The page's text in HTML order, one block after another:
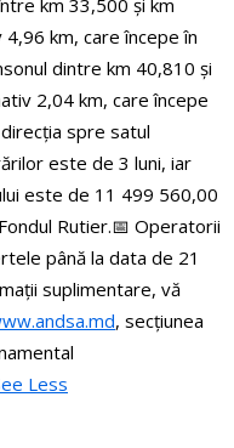
km 33,500 și km
km, care începe în
dintre km 40,810 și
2,04 km, care începe
spre satul
este de 3 luni, iar
este de 11 499 560,00
Rutier.📅 Operatorii
până la data de 21
suplimentare, vă
, secțiunea
Less